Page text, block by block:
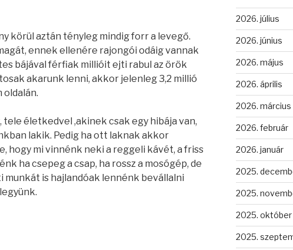
körül aztán tényleg mindig forr a levegő.
ennek ellenére rajongói odáig vannak
bájával férfiak millióit ejti rabul az örök
akarunk lenni, akkor jelenleg 3,2 millió
életkedvel ,akinek csak egy hibája van,
lakik. Pedig ha ott laknak akkor
hogy mi vinnénk neki a reggeli kávét, a friss
ha csepeg a csap, ha rossz a mosógép, de
munkát is hajlandóak lennénk bevállalni
2026. július
2026. június
2026. május
2026. április
2026. március
2026. február
2026. január
2025.
2025.
2025. október
2025.